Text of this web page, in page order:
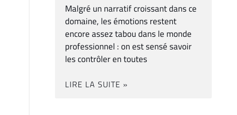
Malgré un narratif croissant dans ce
domaine, les émotions restent
encore assez tabou dans le monde
professionnel : on est sensé savoir
les contrôler en toutes
LIRE LA SUITE »